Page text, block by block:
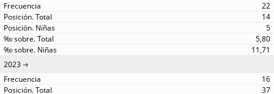
22
14
5
5,80
11,71
2023
16
37